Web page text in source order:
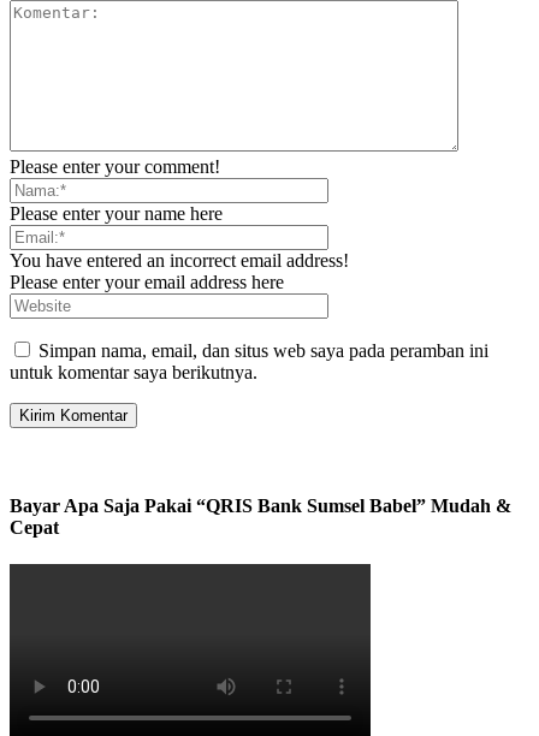
Please enter your comment!
Please enter your name here
You have entered an incorrect email address!
Please enter your email address here
Simpan nama, email, dan situs web saya pada peramban ini
untuk komentar saya berikutnya.
Bayar Apa Saja Pakai “QRIS Bank Sumsel Babel” Mudah &
Cepat